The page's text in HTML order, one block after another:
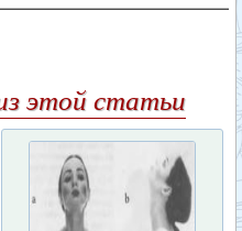
этой статьи